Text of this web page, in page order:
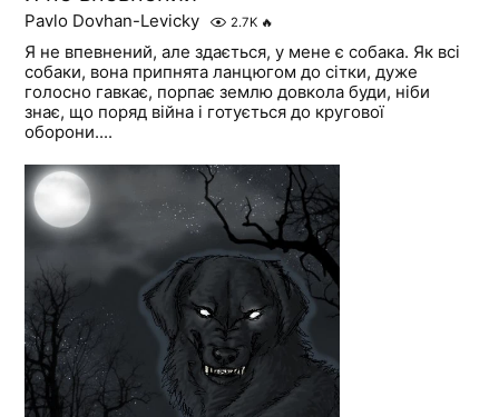
Pavlo Dovhan-Levicky 2.7K 🔥
Я не впевнений, але здається, у мене є собака. Як всі
собаки, вона припнята ланцюгом до сітки, дуже
голосно гавкає, порпає землю довкола буди, ніби
знає, що поряд війна і готується до кругової
оборони....